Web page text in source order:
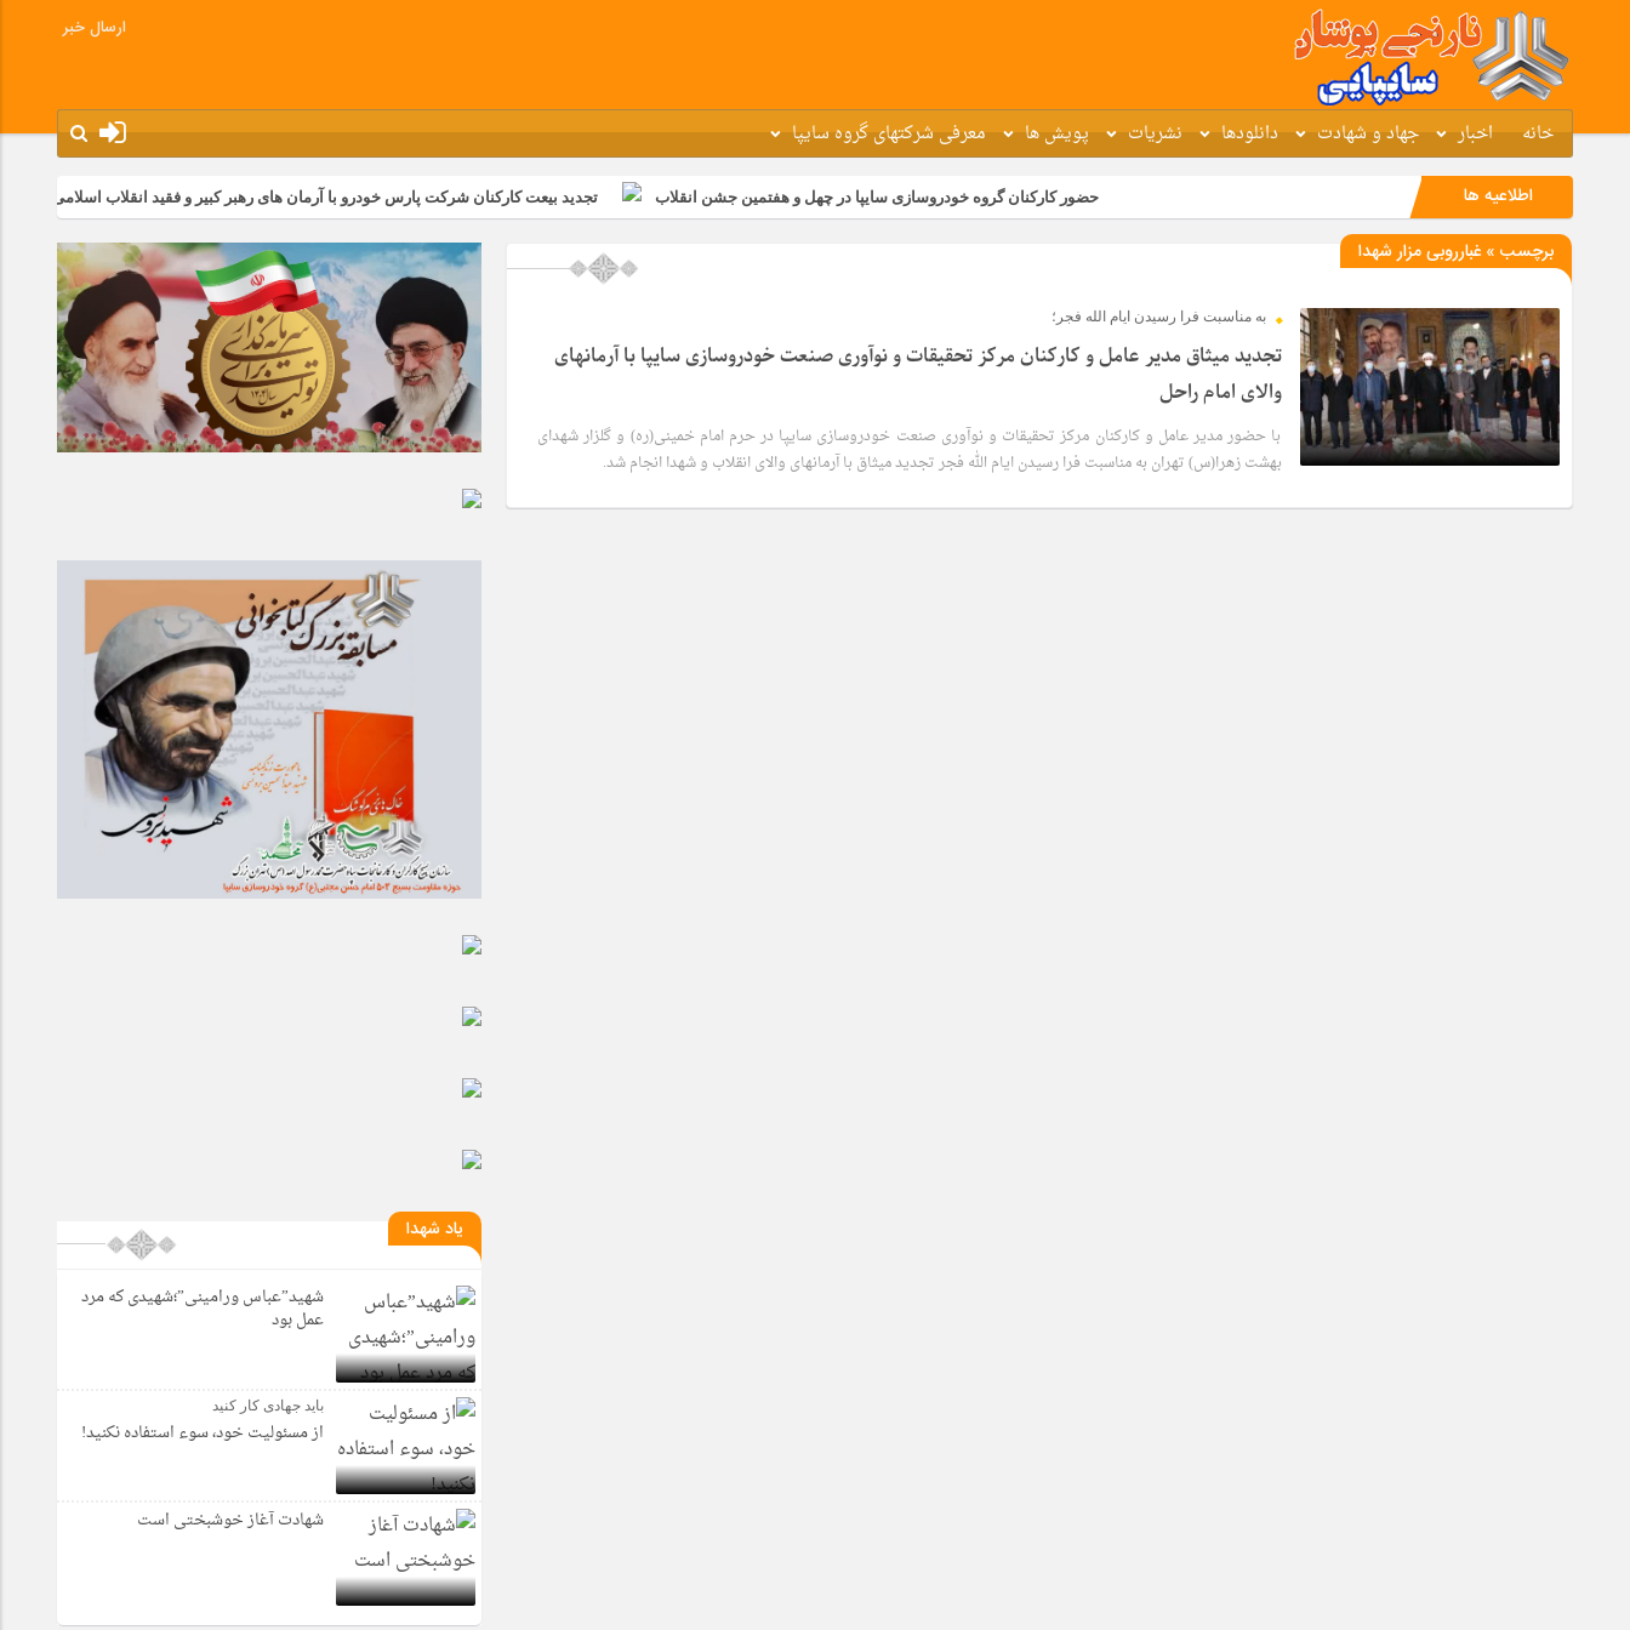
ارسال خبر
خانه اخبار جهاد و شهادت دانلودها نشریات پویش ها معرفی شرکتهای گروه سایپا
اطلاعیه ها حضور کارکنان گروه خودروسازی سایپا در چهل و هفتمین جشن انقلاب تجدید بیعت کارکنان شرکت پارس خودرو با آرمان های رهبر کبیر و فقید انقلاب اسلامی ایران
برچسب » غبارروبی مزار شهدا
به مناسبت فرا رسیدن ایام الله فجر؛
تجدید میثاق مدیر عامل و کارکنان مرکز تحقیقات و نوآوری صنعت خودروسازی سایپا با آرمانهای
والای امام راحل
با حضور مدیر عامل و کارکنان مرکز تحقیقات و نوآوری صنعت خودروسازی سایپا در حرم امام خمینی(ره) و گلزار شهدای
بهشت زهرا(س) تهران به مناسبت فرا رسیدن ایام الله فجر تجدید میثاق با آرمانهای والای انقلاب و شهدا انجام شد.
یاد شهدا
شهید”عباس ورامینی”؛شهیدی که مرد
عمل بود
باید جهادی کار کنید
از مسئولیت خود، سوء استفاده نکنید!
شهادت آغاز خوشبختی است